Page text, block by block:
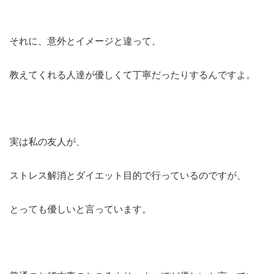
それに、意外とイメージと違って、
教えてくれる人達が優しくて丁寧だったりするんですよ。
実は私の友人が、
ストレス解消とダイエット目的で行っているのですが、
とっても優しいと言っています。